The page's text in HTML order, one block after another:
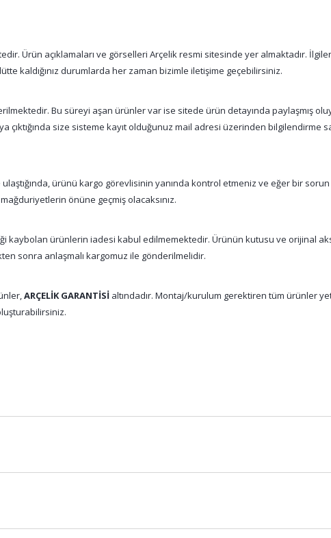
Ürün açıklamaları ve görselleri Arçelik resmi sitesinde yer almaktadır.
kaldığınız durumlarda her zaman bizimle iletişime geçebilirsiniz.
Bu süreyi aşan ürünler var ise sitede ürün detayında paylaşmış
çıktığında size sisteme kayıt olduğunuz mail adresi üzerinden bilgilendirme
ürünü kargo görevlisinin yanında kontrol etmeniz ve eğer bir
önüne geçmiş olacaksınız.
kaybolan ürünlerin iadesi kabul edilmemektedir. Ürünün kutusu ve orijinal
sonra anlaşmalı kargomuz ile gönderilmelidir.
ARÇELİK GARANTİSİ altındadır. Montaj/kurulum gerektiren tüm ürünler